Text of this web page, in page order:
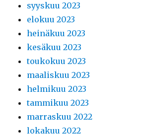
syyskuu 2023
elokuu 2023
heinäkuu 2023
kesäkuu 2023
toukokuu 2023
maaliskuu 2023
helmikuu 2023
tammikuu 2023
marraskuu 2022
lokakuu 2022